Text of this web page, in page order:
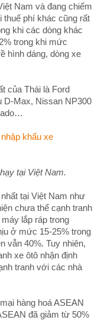
Nam và đang chiếm
thuế phí khác cũng rất
khi các dòng khác
trong khi mức
hình dáng, dòng xe
của Thái là Ford
D-Max, Nissan NP300
tại Việt Nam.
tại Việt Nam như
chưa thể cạnh tranh
lắp ráp trong
ở mức 15-25% trong
vẫn 40%. Tuy nhiên,
xe ôtô nhận định
tranh với các nhà
hàng hoá ASEAN
đã giảm từ 50%